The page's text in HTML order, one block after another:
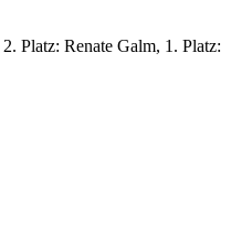
Platz: Renate Galm, 1. Platz: